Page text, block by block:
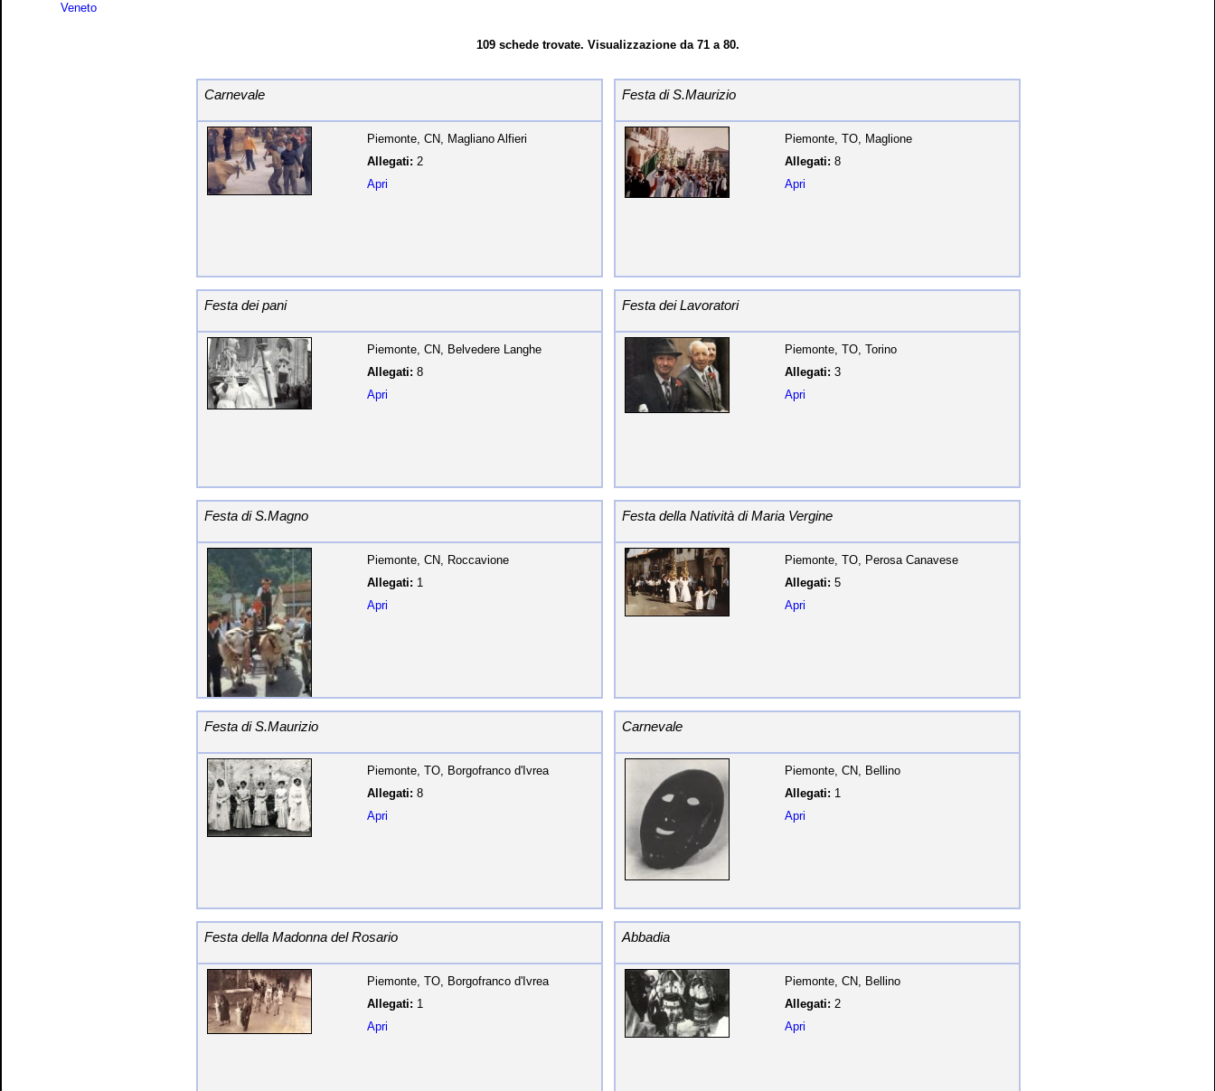
Veneto
109 schede trovate. Visualizzazione da 71 a 80.
Carnevale
Piemonte, CN, Magliano Alfieri
Allegati: 2
Apri
Festa di S.Maurizio
Piemonte, TO, Maglione
Allegati: 8
Apri
Festa dei pani
Piemonte, CN, Belvedere Langhe
Allegati: 8
Apri
Festa dei Lavoratori
Piemonte, TO, Torino
Allegati: 3
Apri
Festa di S.Magno
Piemonte, CN, Roccavione
Allegati: 1
Apri
Festa della Natività di Maria Vergine
Piemonte, TO, Perosa Canavese
Allegati: 5
Apri
Festa di S.Maurizio
Piemonte, TO, Borgofranco d'Ivrea
Allegati: 8
Apri
Carnevale
Piemonte, CN, Bellino
Allegati: 1
Apri
Festa della Madonna del Rosario
Piemonte, TO, Borgofranco d'Ivrea
Allegati: 1
Apri
Abbadia
Piemonte, CN, Bellino
Allegati: 2
Apri